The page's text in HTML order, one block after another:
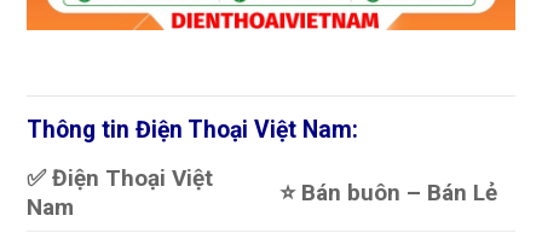
Thông tin Điện Thoại Việt Nam:
✅ Điện Thoại Việt
Nam
⭐️ Bán buôn – Bán Lẻ